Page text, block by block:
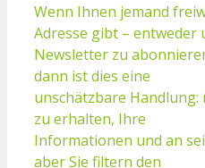
Wenn Ihnen jemand
Adresse gibt – entweder
Newsletter zu
dann ist dies eine
unschätzbare
zu erhalten, Ihre
Informationen und an
aber Sie filtern den